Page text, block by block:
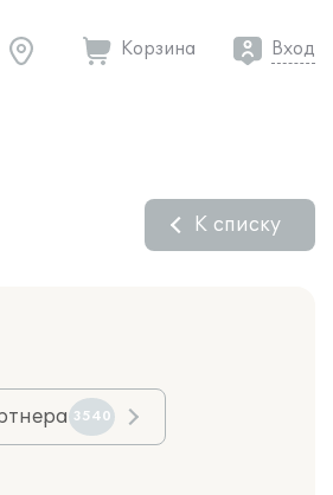
Корзина Вход
К списку
3540